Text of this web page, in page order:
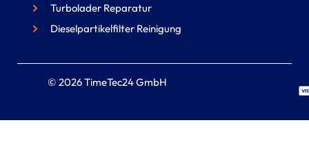
Turbolader Reparatur
Dieselpartikelfilter Reinigung
© 2026 TimeTec24 GmbH